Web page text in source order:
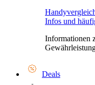
Infos und
Informationen
Deals